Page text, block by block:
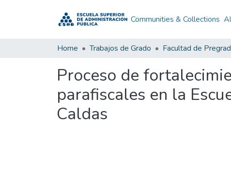
Communities & Collections
Home Trabajos de Grado Facultad de
Proceso de
parafiscales en la
Caldas